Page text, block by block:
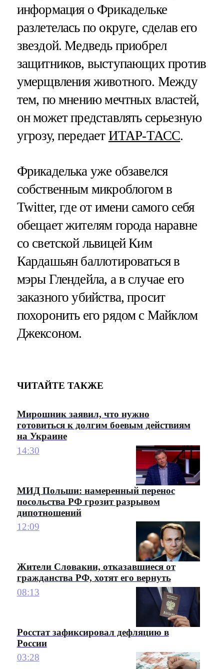
информация о Фрикадельке
разлетелась по округе, сделав его
звездой. Медведь приобрел
защитников, выступающих против
умерщвления животного. Между
тем, по мнению мечтных властей,
он может представлять серьезную
угрозу, передает ИТАР-ТАСС.
Фрикаделька уже обзавелся
собственным микроблогом в
Twitter, где от имени самого себя
обещает жителям города наравне
со светской львицей Ким
Кардашьян баллотироваться в
мэры Глендейла, а в случае его
заказного убийства, просит
похоронить его рядом с Майклом
Джексоном.
ЧИТАЙТЕ ТАКЖЕ
Мирошник заявил, что нужно
готовиться к долгим боевым действиям
на Украине
14:30
МИД Польши: намеренный перенос
посольства РФ грозит разрывом
дипотношений
12:09
Жители Словакии, отказавшиеся от
гражданства РФ, хотят его вернуть
08:13
Росстат зафиксировал дефляцию в
России
03:28